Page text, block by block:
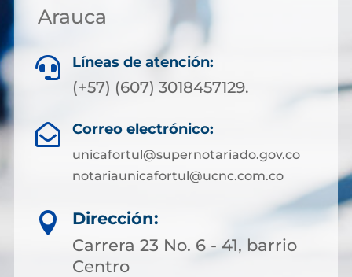
Arauca
 Líneas de atención:
(+57) (607) 3018457129.
 Correo electrónico:
unicafortul@supernotariado.gov.co
notariaunicafortul@ucnc.com.co

Dirección:
Carrera 23 No. 6 - 41, barrio
Centro